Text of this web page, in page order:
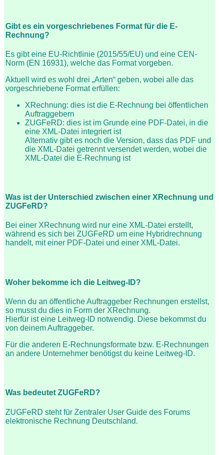
Gibt es ein vorgeschriebenes Format für die E-
Rechnung?
Es gibt eine EU-Richtlinie (2015/55/EU) und eine CEN-
Norm (EN 16931), welche das Format vorgeben.
Aktuell wird es wohl drei „Arten“ geben, wobei alle das
vorgeschriebene Format erfüllen:
XRechnung: dies ist die E-Rechnung bei öffentlichen
Auftraggebern
ZUGFeRD: dies ist im Grunde eine PDF-Datei, in die
eine XML-Datei integriert ist
Alternativ gibt es noch die Version, dass das PDF und
die XML-Datei getrennt versendet werden, wobei die
XML-Datei die E-Rechnung ist
Was ist der Unterschied zwischen einer XRechnung und
ZUGFeRD?
Bei einer XRechnung wird nur eine XML-Datei erstellt,
während es sich bei ZUGFeRD um eine Hybridrechnung
handelt, mit einer PDF-Datei und einer XML-Datei.
Woher bekomme ich die Leitweg-ID?
Wenn du an öffentliche Auftraggeber Rechnungen erstellst,
so musst du dies in Form der XRechnung.
Hierfür ist eine Leitweg-ID notwendig. Diese bekommst du
von deinem Auftraggeber.
Für die anderen E-Rechnungsformate bzw. E-Rechnungen
an andere Unternehmer benötigst du keine Leitweg-ID.
Was bedeutet ZUGFeRD?
ZUGFeRD steht für Zentraler User Guide des Forums
elektronische Rechnung Deutschland.